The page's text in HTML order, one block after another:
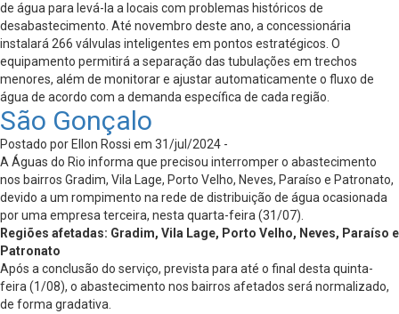
de água para levá-la a locais com problemas históricos de
desabastecimento. Até novembro deste ano, a concessionária
instalará 266 válvulas inteligentes em pontos estratégicos. O
equipamento permitirá a separação das tubulações em trechos
menores, além de monitorar e ajustar automaticamente o fluxo de
água de acordo com a demanda específica de cada região.
São Gonçalo
Postado por Ellon Rossi em 31/jul/2024 -
A Águas do Rio informa que precisou interromper o abastecimento
nos bairros Gradim, Vila Lage, Porto Velho, Neves, Paraíso e Patronato,
devido a um rompimento na rede de distribuição de água ocasionada
por uma empresa terceira, nesta quarta-feira (31/07).
Regiões afetadas: Gradim, Vila Lage, Porto Velho, Neves, Paraíso e
Patronato
Após a conclusão do serviço, prevista para até o final desta quinta-
feira (1/08), o abastecimento nos bairros afetados será normalizado,
de forma gradativa.